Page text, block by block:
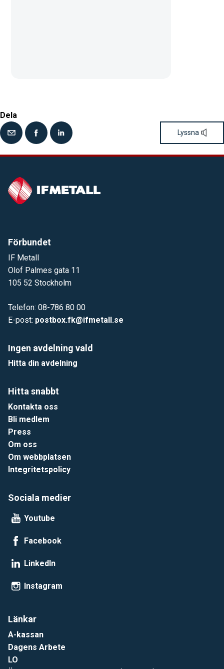
Dela
Lyssna
Förbundet
IF Metall
Olof Palmes gata 11
105 52 Stockholm
Telefon: 08-786 80 00
E-post: postbox.fk@ifmetall.se
Ingen avdelning vald
Hitta din avdelning
Hitta snabbt
Kontakta oss
Bli medlem
Press
Om oss
Om webbplatsen
Integritetspolicy
Sociala medier
Youtube
Facebook
LinkedIn
Instagram
Länkar
A-kassan
Dagens Arbete
LO